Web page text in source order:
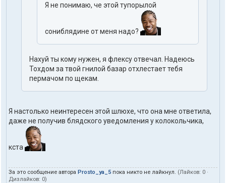
Я не понимаю, че этой тупорылой
сониблядине от меня надо?
Нахуй ты кому нужен, я флексу отвечал. Надеюсь
Тохдом за твой гнилой базар отхлестает тебя
пермачом по щекам.
Я настолько неинтересен этой шлюхе, что она мне ответила,
даже не получив блядского уведомления у колокольчика,
кста
За это сообщение автора Prosto_ya_5 пока никто не лайкнул. (Лайков: 0 ·
Дизлайков: 0)